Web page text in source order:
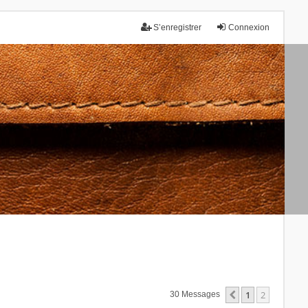
Connexion
S’enregistrer
30 Messages Précédente
1 2